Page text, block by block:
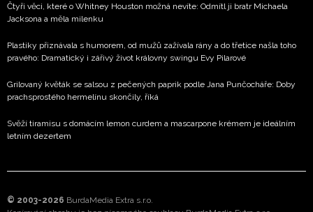
Čtyři věci, které o Whitney Houston možná nevíte: Odmítl ji bratr Michaela
Jacksona a měla milenku
Plastiky přiznávala s humorem, od mužů zažívala rány a do třetice našla toho
pravého: Dramatický i zářivý život královny swingu Evy Pilarové
Grilovaný květák se salsou z pečených paprik podle Jana Punčocháře: Doby
prachsprostého hermelínu skončily, říká
Svěží tiramisu s domácím lemon curdem a mascarpone krémem je ideálním
letním dezertem
© 2003-2026 BurdaMedia Extra s.r.o.